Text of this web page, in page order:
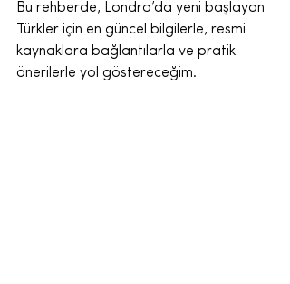
Bu rehberde, Londra’da yeni başlayan
Türkler için en güncel bilgilerle, resmi
kaynaklara bağlantılarla ve pratik
önerilerle yol göstereceğim.